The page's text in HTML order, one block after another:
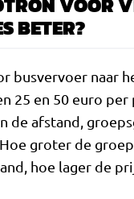
BETER?
busvervoer naar
25 en 50 euro per
de afstand,
groter de
hoe lager de